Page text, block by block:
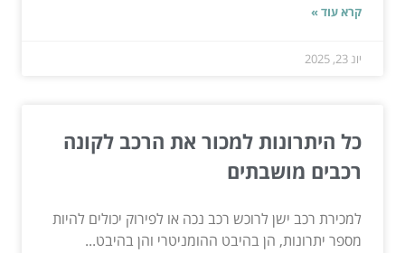
קרא עוד »
יונ 23, 2025
כל היתרונות למכור את הרכב לקונה
רכבים מושבתים
למכירת רכב ישן לרוכש רכב נכה או לפירוק יכולים להיות
מספר יתרונות, הן בהיבט ההומניטרי והן בהיבט...